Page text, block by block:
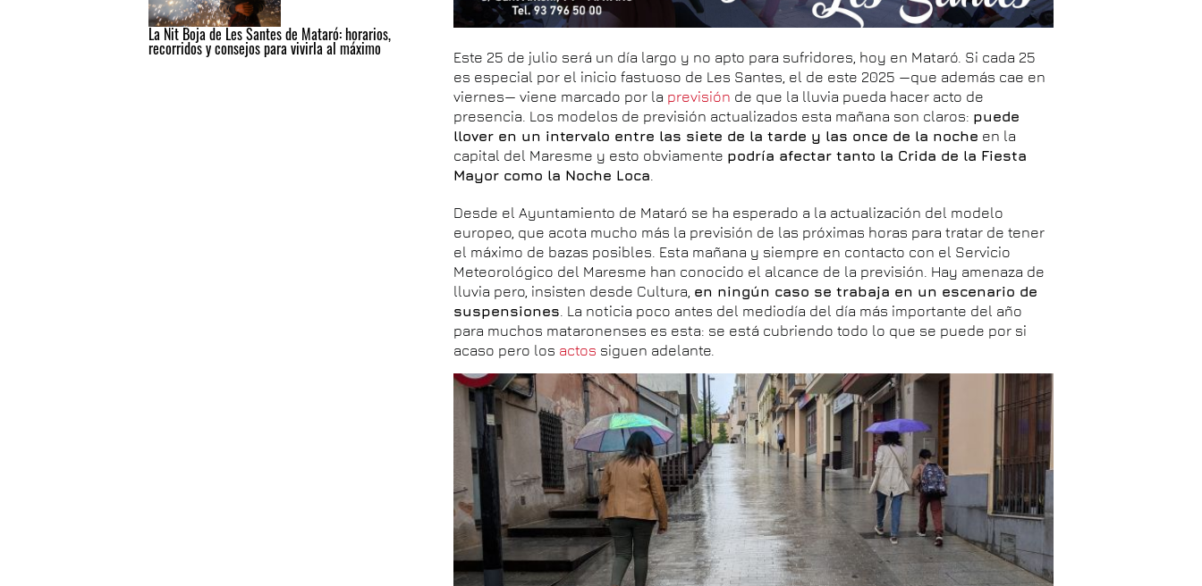
La Nit Boja de Les Santes de Mataró: horarios,
recorridos y consejos para vivirla al máximo
Este 25 de julio será un día largo y no apto para sufridores, hoy en Mataró. Si cada 25
es especial por el inicio fastuoso de Les Santes, el de este 2025 —que además cae en
viernes— viene marcado por la previsión de que la lluvia pueda hacer acto de
presencia. Los modelos de previsión actualizados esta mañana son claros: puede
llover en un intervalo entre las siete de la tarde y las once de la noche en la
capital del Maresme y esto obviamente podría afectar tanto la Crida de la Fiesta
Mayor como la Noche Loca
Desde el Ayuntamiento de Mataró se ha esperado a la actualización del modelo
europeo, que acota mucho más la previsión de las próximas horas para tratar de tener
el máximo de bazas posibles. Esta mañana y siempre en contacto con el Servicio
Meteorológico del Maresme han conocido el alcance de la previsión. Hay amenaza de
lluvia pero, insisten desde Cultura, en ningún caso se trabaja en un escenario de
suspensiones . La noticia poco antes del mediodía del día más importante del año
para muchos mataronenses es esta: se está cubriendo todo lo que se puede por si
acaso pero los actos siguen adelante.